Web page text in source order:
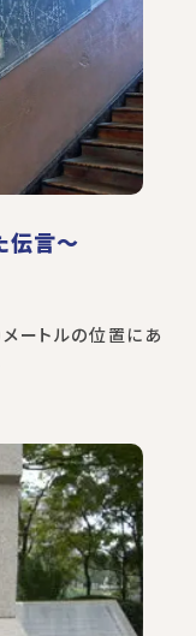
伝言〜
ートルの位置にあ